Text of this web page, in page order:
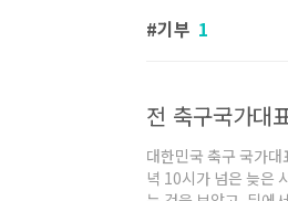
기부 1
전 축구국가대
대한민국 축구 국가
녁 10시가 넘은 늦은